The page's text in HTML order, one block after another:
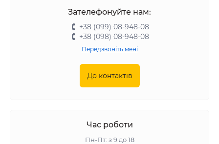
Зателефонуйте нам:
+38 (099) 08-948-08
+38 (098) 08-948-08
Передзвоніть мені
До контактів
Час роботи
Пн-Пт: з 9 до 18